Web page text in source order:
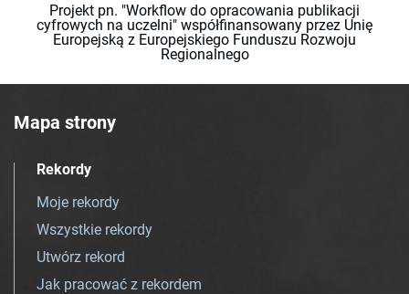
Projekt pn. "Workflow do opracowania publikacji
cyfrowych na uczelni" współfinansowany przez Unię
Europejską z Europejskiego Funduszu Rozwoju
Regionalnego
Mapa strony
Rekordy
Moje rekordy
Wszystkie rekordy
Utwórz rekord
Jak pracować z rekordem